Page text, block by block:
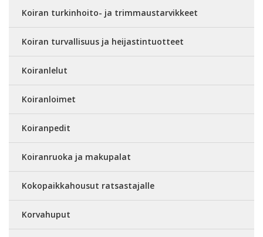
Koiran turkinhoito- ja trimmaustarvikkeet
Koiran turvallisuus ja heijastintuotteet
Koiranlelut
Koiranloimet
Koiranpedit
Koiranruoka ja makupalat
Kokopaikkahousut ratsastajalle
Korvahuput